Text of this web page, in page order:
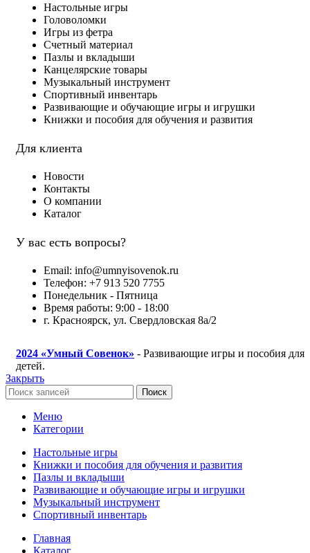
Настольные игры
Головоломки
Игры из фетра
Счетный материал
Пазлы и вкладыши
Канцелярские товары
Музыкальный инструмент
Спортивный инвентарь
Развивающие и обучающие игры и игрушки
Книжки и пособия для обучения и развития
Для клиента
Новости
Контакты
О компании
Каталог
У вас есть вопросы?
Email: info@umnyisovenok.ru
Телефон: +7 913 520 7755
Понедельник - Пятница
Время работы: 9:00 - 18:00
г. Красноярск, ул. Свердловская 8а/2
2024 «Умный Совенок» - Развивающие игры и пособия для
детей.
Закрыть
Поиск
Меню
Категории
Настольные игры
Книжки и пособия для обучения и развития
Пазлы и вкладыши
Развивающие и обучающие игры и игрушки
Музыкальный инструмент
Спортивный инвентарь
Главная
Каталог